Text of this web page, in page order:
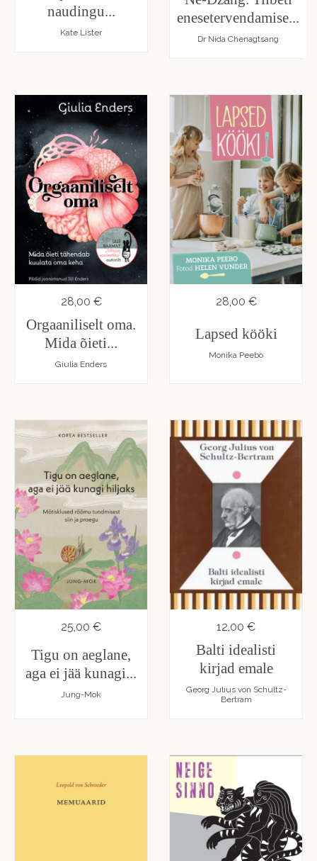
naudingu...
Kate Lister
enesetervendamise...
Dr Nida Chenagtsang
28,00 €
Orgaaniliselt oma.
Mida õieti...
Giulia Enders
28,00 €
Lapsed kööki
Monika Peebo
25,00 €
Tigu on aeglane,
aga ei jää kunagi...
Jung-Mok
12,00 €
Balti idealisti
kirjad emale
Georg Julius von Schultz-
Bertram